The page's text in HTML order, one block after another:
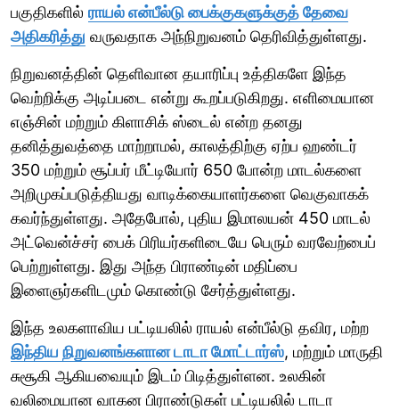
பகுதிகளில் ராயல் என்பீல்டு பைக்குகளுக்குத் தேவை
அதிகரித்து வருவதாக அந்நிறுவனம் தெரிவித்துள்ளது.
நிறுவனத்தின் தெளிவான தயாரிப்பு உத்திகளே இந்த
வெற்றிக்கு அடிப்படை என்று கூறப்படுகிறது. எளிமையான
எஞ்சின் மற்றும் கிளாசிக் ஸ்டைல் என்ற தனது
தனித்துவத்தை மாற்றாமல், காலத்திற்கு ஏற்ப ஹண்டர்
350 மற்றும் சூப்பர் மீட்டியோர் 650 போன்ற மாடல்களை
அறிமுகப்படுத்தியது வாடிக்கையாளர்களை வெகுவாகக்
கவர்ந்துள்ளது. அதேபோல், புதிய இமாலயன் 450 மாடல்
அட்வென்ச்சர் பைக் பிரியர்களிடையே பெரும் வரவேற்பைப்
பெற்றுள்ளது. இது அந்த பிராண்டின் மதிப்பை
இளைஞர்களிடமும் கொண்டு சேர்த்துள்ளது.
இந்த உலகளாவிய பட்டியலில் ராயல் என்பீல்டு தவிர, மற்ற
இந்திய நிறுவனங்களான டாடா மோட்டார்ஸ், மற்றும் மாருதி
சுசூகி ஆகியவையும் இடம் பிடித்துள்ளன. உலகின்
வலிமையான வாகன பிராண்டுகள் பட்டியலில் டாடா